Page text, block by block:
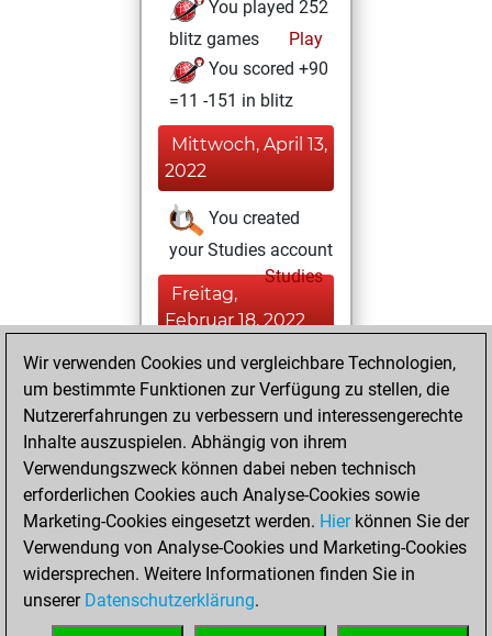
You played 252
blitz games
Play
You scored +90
=11 -151 in blitz
Mittwoch, April 13,
2022
You created
your Studies account
Studies
Freitag,
Februar 18, 2022
You played 4
bullet games
Play
=0 -4 in bullet
Mittwoch,
November 25,
2020
You created
Wir verwenden Cookies und vergleichbare Technologien,
um bestimmte Funktionen zur Verfügung zu stellen, die
Nutzererfahrungen zu verbessern und interessengerechte
Inhalte auszuspielen. Abhängig von ihrem
Verwendungszweck können dabei neben technisch
erforderlichen Cookies auch Analyse-Cookies sowie
Marketing-Cookies eingesetzt werden. Hierkönnen Sie der
Verwendung von Analyse-Cookies und Marketing-Cookies
widersprechen. Weitere Informationen finden Sie in
unserer Datenschutzerklärung.